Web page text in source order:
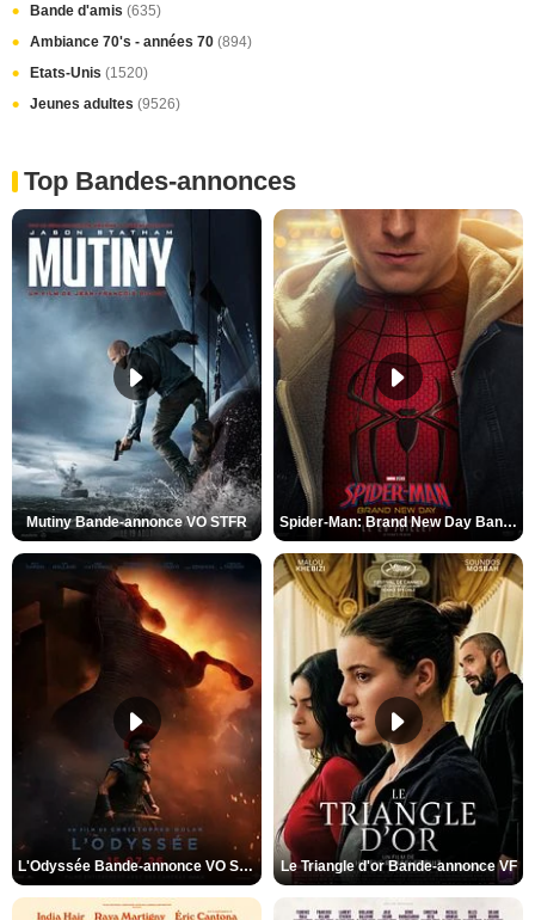
Bande d'amis (635)
Ambiance 70's - années 70 (894)
Etats-Unis (1520)
Jeunes adultes (9526)
Top Bandes-annonces
Mutiny Bande-annonce VO STFR Spider-Man: Brand New Day Bande-annonce VO STFR
L'Odyssée Bande-annonce VO STFR Le Triangle d'or Bande-annonce VF